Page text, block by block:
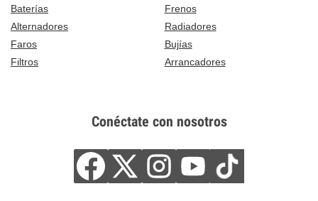
Baterías
Frenos
Alternadores
Radiadores
Faros
Bujías
Filtros
Arrancadores
Conéctate con nosotros